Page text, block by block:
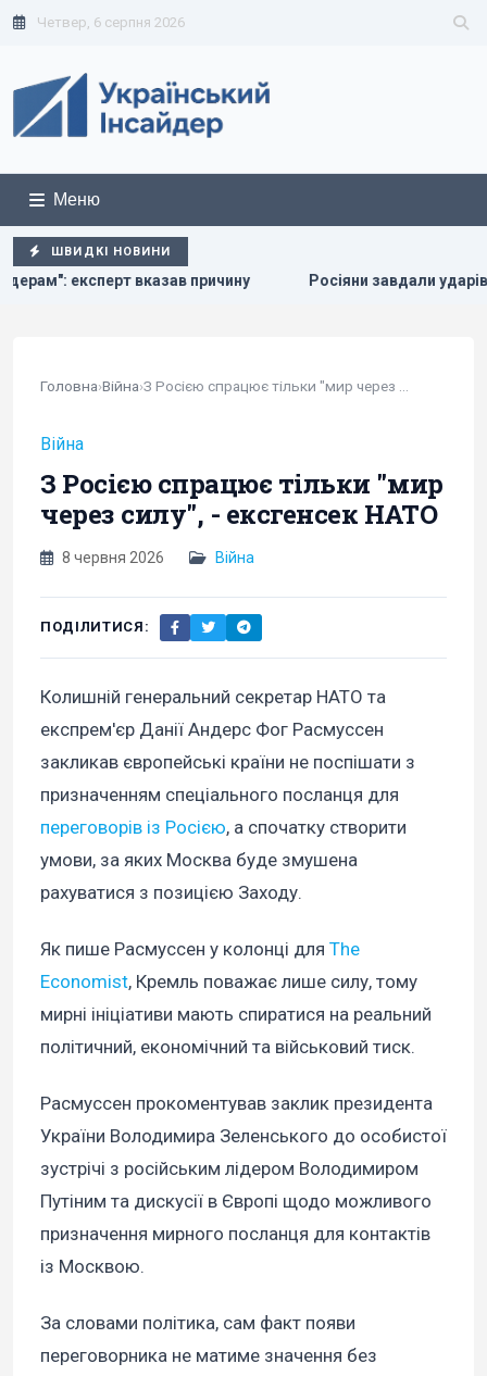
Четвер, 6 серпня 2026
Меню
ШВИДКІ НОВИНИ
завдали ударів по Дніпропетровщині: загинуло пʼятеро
Головна›Війна›
Війна
З Росією спрацює тільки "мир
через силу", - ексгенсек НАТО
8 червня 2026 Війна
ПОДІЛИТИСЯ:
Колишній генеральний секретар НАТО та
експрем'єр Данії Андерс Фог Расмуссен
закликав європейські країни не поспішати з
призначенням спеціального посланця для
переговорів із Росією, а спочатку створити
умови, за яких Москва буде змушена
рахуватися з позицією Заходу.
Як пише Расмуссен у колонці для The
Economist, Кремль поважає лише силу, тому
мирні ініціативи мають спиратися на реальний
політичний, економічний та військовий тиск.
Расмуссен прокоментував заклик президента
України Володимира Зеленського до особистої
зустрічі з російським лідером Володимиром
Путіним та дискусії в Європі щодо можливого
призначення мирного посланця для контактів
із Москвою.
За словами політика, сам факт появи
переговорника не матиме значення без